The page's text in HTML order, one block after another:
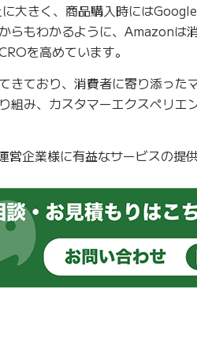
大きく、商品購入時には
らもわかるように、Amazonは
を高めています。
きており、消費者に寄り添った
組み、カスタマーエクスペリエ
企業様に有益なサービスの提